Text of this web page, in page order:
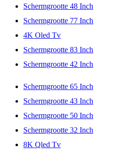
Schermgrootte 48 Inch
Schermgrootte 77 Inch
4K Oled Tv
Schermgrootte 83 Inch
Schermgrootte 42 Inch
Schermgrootte 65 Inch
Schermgrootte 43 Inch
Schermgrootte 50 Inch
Schermgrootte 32 Inch
8K Qled Tv